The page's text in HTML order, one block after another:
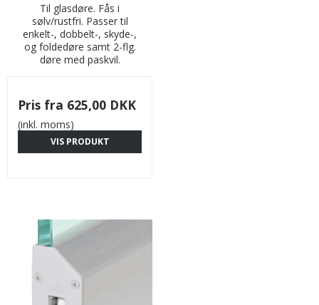
Til glasdøre. Fås i
sølv/rustfri. Passer til
enkelt-, dobbelt-, skyde-,
og foldedøre samt 2-flg.
døre med paskvil.
Pris fra 625,00 DKK
(inkl. moms)
VIS PRODUKT